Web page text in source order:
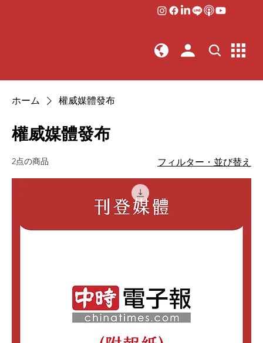
ホーム 權威媒體發布
權威媒體發布
2点の商品 フィルター・並び替え